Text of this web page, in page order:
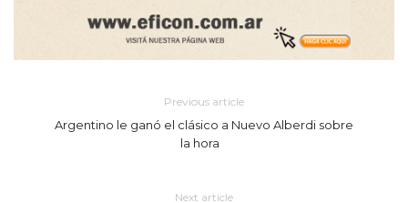
Previous article
Argentino le ganó el clásico a Nuevo Alberdi sobre
la hora
Next article